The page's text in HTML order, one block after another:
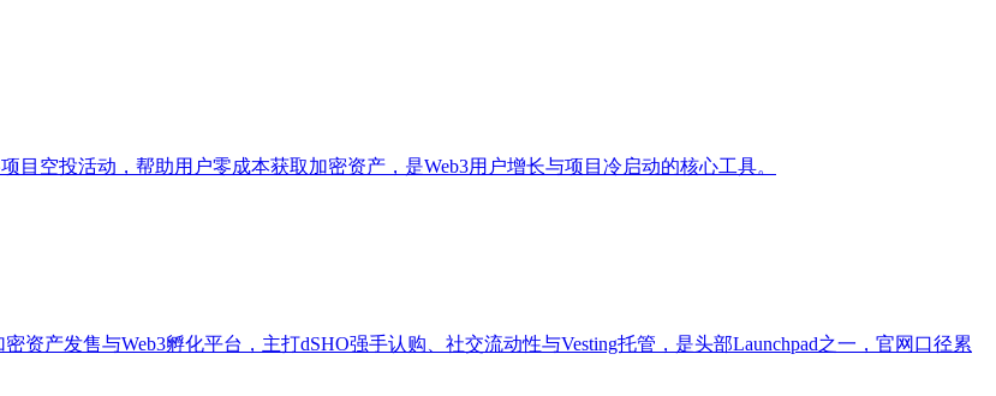
空投活动，帮助用户零成本获取加密资产，是Web3用户增长与项目冷启动的核心工具。
密资产发售与Web3孵化平台，主打dSHO强手认购、社交流动性与Vesting托管，是头部Launchpad之一，官网口径累